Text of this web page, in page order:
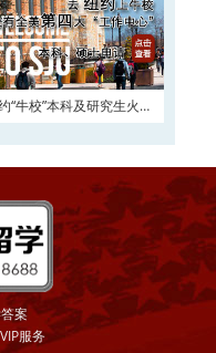
“牛校”本科及研究生火热
案
服务